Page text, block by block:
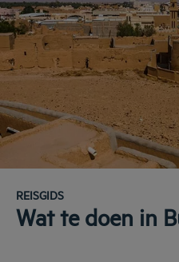
REISGIDS
Wat te doen in